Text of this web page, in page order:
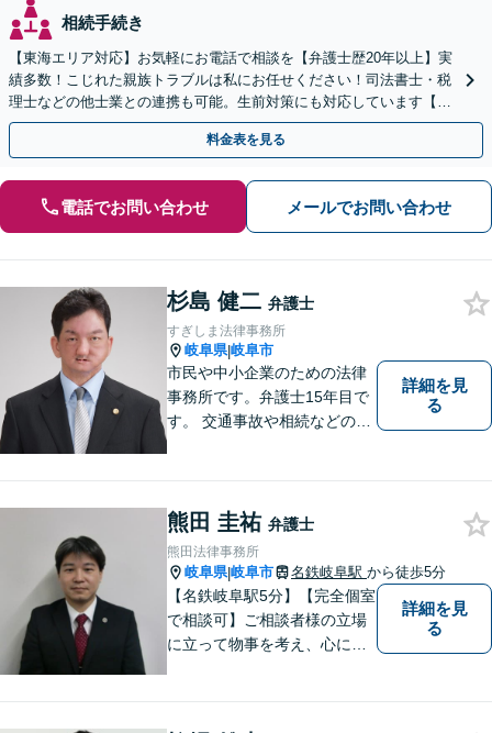
相続手続き
【東海エリア対応】お気軽にお電話で相談を【弁護士歴20年以上】実
績多数！こじれた親族トラブルは私にお任せください！司法書士・税
理士などの他士業との連携も可能。生前対策にも対応しています【夜
間・休日面談可】【完全個室・秘密厳守】
料金表を見る
電話でお問い合わせ メールでお問い合わせ
杉島 健二 弁護士
すぎしま法律事務所
岐阜県|岐阜市
市民や中小企業のための法律
事務所です。弁護士15年目で
す。 交通事故や相続などの相
ました。特に交通事故では多
くの後遺障害事故や死亡事故
を解決してきました。
詳細を見
る
熊田 圭祐 弁護士
熊田法律事務所
岐阜県|岐阜市 名鉄岐阜駅 から徒歩5分
【名鉄岐阜駅5分】【完全個室
で相談可】ご相談者様の立場
に立って物事を考え、心に寄
詳細を見
る